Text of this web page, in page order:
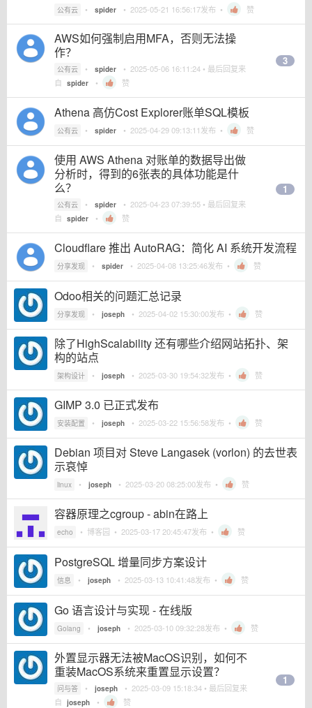
公有云 • spider • 2025-05-21 16:56:17发布 • 赞
AWS如何强制启用MFA，否则无法操
作？
公有云 • spider • 2025-05-06 16:11:24 • 最后回复来
自 spider • 赞
3
Athena 高仿Cost Explorer账单SQL模板
公有云 • spider • 2025-04-29 09:13:11发布 • 赞
使用 AWS Athena 对账单的数据导出做
分析时，得到的6张表的具体功能是什
么？
公有云 • spider • 2025-04-23 07:39:55 • 最后回复来
自 spider • 赞
1
Cloudflare 推出 AutoRAG：简化 AI 系统开发流程
分享发现 • spider • 2025-04-08 13:25:46发布 • 赞
Odoo相关的问题汇总记录
分享发现 • joseph • 2025-04-02 15:30:00发布 • 赞
除了HighScalability 还有哪些介绍网站拓扑、架
构的站点
架构设计 • joseph • 2025-03-30 19:54:32发布 • 赞
GIMP 3.0 已正式发布
安装配置 • joseph • 2025-03-22 15:56:58发布 • 赞
Debian 项目对 Steve Langasek (vorlon) 的去世表
示哀悼
linux • joseph • 2025-03-20 08:25:00发布 • 赞
容器原理之cgroup - abin在路上
echo • 博客园 • 2025-03-17 20:45:47发布 • 赞
PostgreSQL 增量同步方案设计
信息 • joseph • 2025-03-13 10:41:48发布 • 赞
Go 语言设计与实现 - 在线版
Golang • joseph • 2025-03-10 09:32:28发布 • 赞
外置显示器无法被MacOS识别，如何不
重装MacOS系统来重置显示设置？
问与答 • joseph • 2025-03-09 15:18:34 • 最后回复来
自 joseph • 赞
1